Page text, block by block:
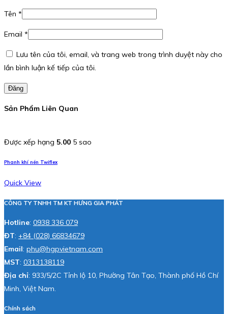
Tên *
Email *
Lưu tên của tôi, email, và trang web trong trình duyệt này cho
lần bình luận kế tiếp của tôi.
Đăng
Sản Phẩm Liên Quan
Được xếp hạng 5.00 5 sao
Phanh khí nén Twiflex
Quick View
CÔNG TY TNHH TM KT HƯNG GIA PHÁT
Hotline: 0938 336 079
ĐT: +84 (028) 66834679
Email: phu@hgpvietnam.com
MST: 0313138119
Địa chỉ: 933/5/2C Tỉnh lộ 10, Phường Tân Tạo, Thành phố Hồ Chí
Minh, Việt Nam.
Chính sách